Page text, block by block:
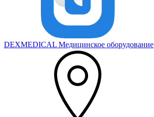
DEXMEDICAL Медицинское оборудование